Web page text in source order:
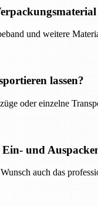
und weitere
lassen?
oder einzelne
und
auch das